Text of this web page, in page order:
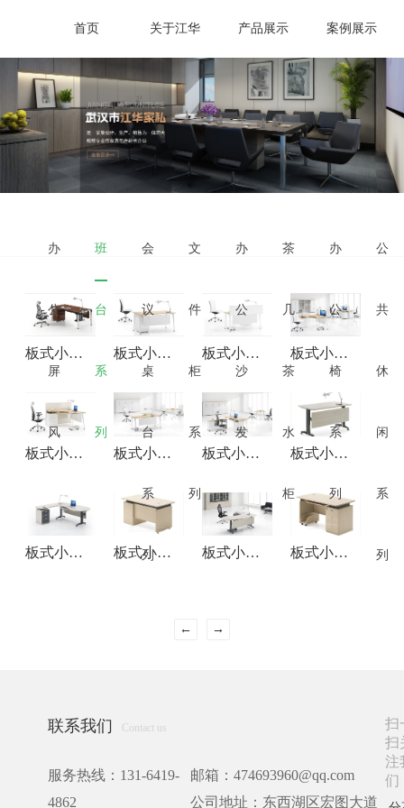
首页 关于江华 产品展示 案例展示
办
公
屏
风
班
台
系
列
会
议
桌
台
系
列
文
件
柜
系
列
办
公
沙
发
茶
几
茶
水
柜
办
公
椅
系
列
公
共
休
闲
系
列
板式小班台-主管桌-JHBSXBT025 板式小班台-主管桌-JHBSXBT026 板式小班台-主管桌-JHBSXBT027 板式小班台-主管桌-JHBSXBT028
板式小班台-主管桌-JHBSXBT029 板式小班台-主管桌-JHBSXBT030 板式小班台-主管桌-JHBSXBT031 板式小班台-主管桌-JHBSXBT032
板式小班台-主管桌-JHBSXBT033 板式小班台-主管桌-JHBSXBT035 板式小班台-主管桌-JHBSXBT034 板式小班台-主管桌-JHBSXBT036
← →
联系我们 Contact us
服务热线：131-6419-
4862
邮箱：474693960@qq.com
公司地址：东西湖区宏图大道
扫
扫
注
们